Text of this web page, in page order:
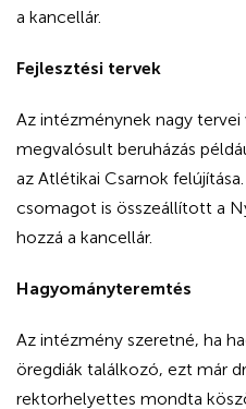
a kancellár.
Fejlesztési tervek
Az intézménynek nagy tervei
megvalósult beruházás
az Atlétikai Csarnok
csomagot is összeállított a
hozzá a kancellár.
Hagyományteremtés
Az intézmény szeretné, ha
öregdiák találkozó, ezt már
rektorhelyettes mondta